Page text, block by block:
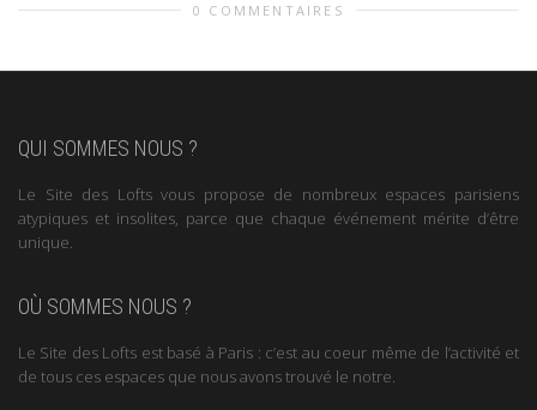
0 COMMENTAIRES
QUI SOMMES NOUS ?
Le Site des Lofts vous propose de nombreux espaces parisiens
atypiques et insolites, parce que chaque événement mérite d’être
unique.
OÙ SOMMES NOUS ?
Le Site des Lofts est basé à Paris : c’est au coeur même de l’activité et
de tous ces espaces que nous avons trouvé le notre.